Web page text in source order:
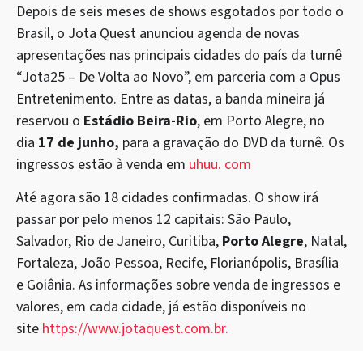
Depois de seis meses de shows esgotados por todo o
Brasil, o Jota Quest anunciou agenda de novas
apresentações nas principais cidades do país da turnê
“Jota25 – De Volta ao Novo”, em parceria com a Opus
Entretenimento. Entre as datas, a banda mineira já
reservou o Estádio Beira-Rio, em Porto Alegre, no
dia 17 de junho, para a gravação do DVD da turnê. Os
ingressos estão à venda em uhuu. com
Até agora são 18 cidades confirmadas. O show irá
passar por pelo menos 12 capitais: São Paulo,
Salvador, Rio de Janeiro, Curitiba, Porto Alegre, Natal,
Fortaleza, João Pessoa, Recife, Florianópolis, Brasília
e Goiânia. As informações sobre venda de ingressos e
valores, em cada cidade, já estão disponíveis no
site https://www.jotaquest.com.br.